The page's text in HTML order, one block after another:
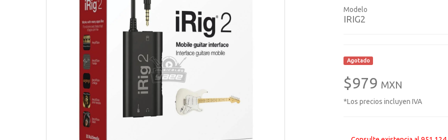
Modelo
IRIG2
Agotado
$979 MXN
*Los precios incluyen IVA